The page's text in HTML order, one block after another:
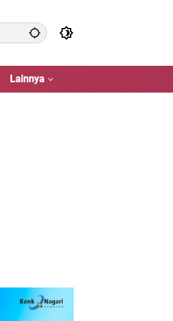
Lainnya